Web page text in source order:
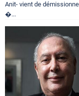
Anit- vient de
�...